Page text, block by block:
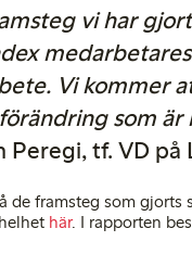
vi har
Vi kommer
som
Peregi, tf. VD på
de framsteg som gjorts
här. I rapporten